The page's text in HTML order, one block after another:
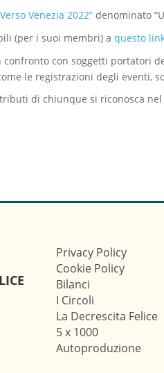
Venezia 2022” denominato
(per i suoi membri) aquesto
con soggetti portatori
le registrazioni degli eventi,
di chiunque si riconosca
Privacy Policy
Cookie Policy
Bilanci
I Circoli
La Decrescita Felice
5 x 1000
Autoproduzione